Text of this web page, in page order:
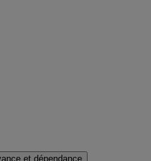
et dépendance